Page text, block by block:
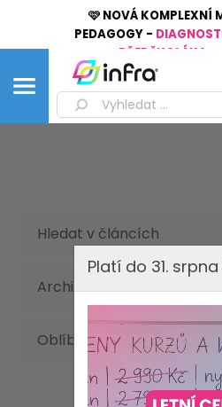
🩷 NOVÁ KOMPLEXNÍ
PEDAGOGY -
PŘEDŠKOLÁKA
Hledat v článcích
Archiv článků
Oblíbená hesla
Platí do 31. srpna